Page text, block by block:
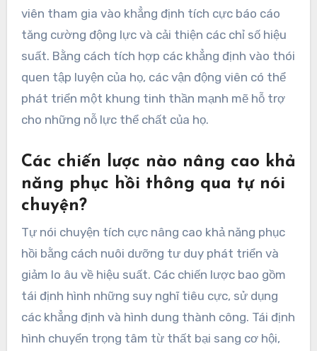
viên tham gia vào khẳng định tích cực báo cáo
tăng cường động lực và cải thiện các chỉ số hiệu
suất. Bằng cách tích hợp các khẳng định vào thói
quen tập luyện của họ, các vận động viên có thể
phát triển một khung tinh thần mạnh mẽ hỗ trợ
cho những nỗ lực thể chất của họ.
Các chiến lược nào nâng cao khả
năng phục hồi thông qua tự nói
chuyện?
Tự nói chuyện tích cực nâng cao khả năng phục
hồi bằng cách nuôi dưỡng tư duy phát triển và
giảm lo âu về hiệu suất. Các chiến lược bao gồm
tái định hình những suy nghĩ tiêu cực, sử dụng
các khẳng định và hình dung thành công. Tái định
hình chuyển trọng tâm từ thất bại sang cơ hội,